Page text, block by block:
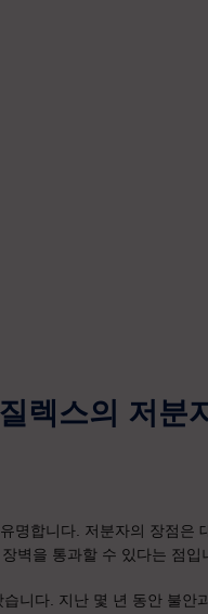
렉스의 저분
명합니다. 저분자의 장점은
벽을 통과할 수 있다는 점입
니다. 지난 몇 년 동안 불안